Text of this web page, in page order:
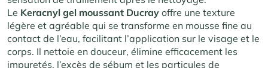
Le Keracnyl gel moussant Ducray offre une texture
légère et agréable qui se transforme en mousse fine au
contact de l’eau, facilitant l’application sur le visage et le
corps. Il nettoie en douceur, élimine efficacement les
impuretés, l’excès de sébum et les particules de